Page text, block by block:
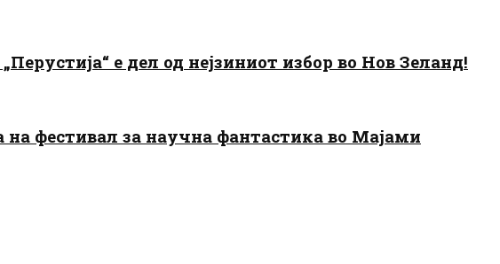
е дел од нејзиниот избор во Нов Зеланд!
на фестивал за научна фантастика во Мајами